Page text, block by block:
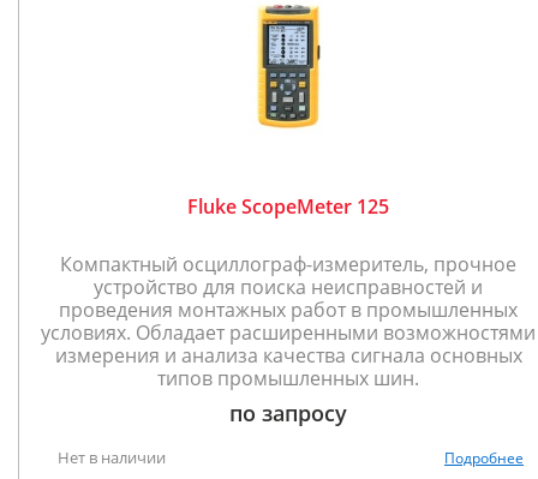
Fluke ScopeMeter 125
Компактный осциллограф-измеритель, прочное
устройство для поиска неисправностей и
проведения монтажных работ в промышленных
условиях. Обладает расширенными возможностями
измерения и анализа качества сигнала основных
типов промышленных шин.
по запросу
Нет в наличии Подробнее